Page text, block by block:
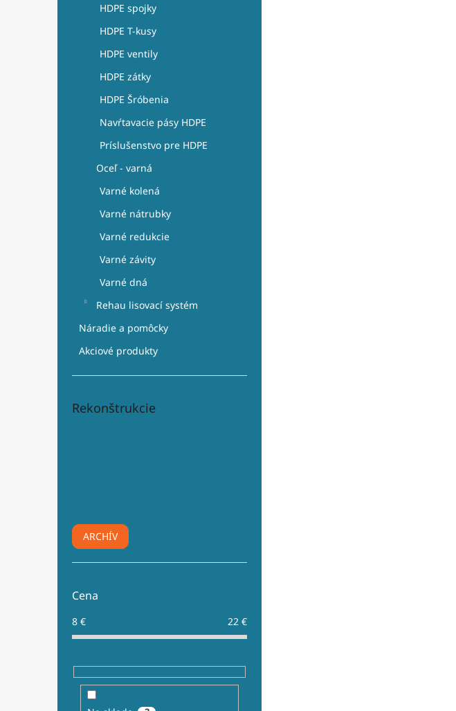
HDPE spojky
HDPE T-kusy
HDPE ventily
HDPE zátky
HDPE Šróbenia
Navŕtavacie pásy HDPE
Príslušenstvo pre HDPE
Oceľ - varná
Varné kolená
Varné nátrubky
Varné redukcie
Varné závity
Varné dná
Rehau lisovací systém
Náradie a pomôcky
Akciové produkty
Rekonštrukcie
ARCHÍV
Cena
8 € 22 €